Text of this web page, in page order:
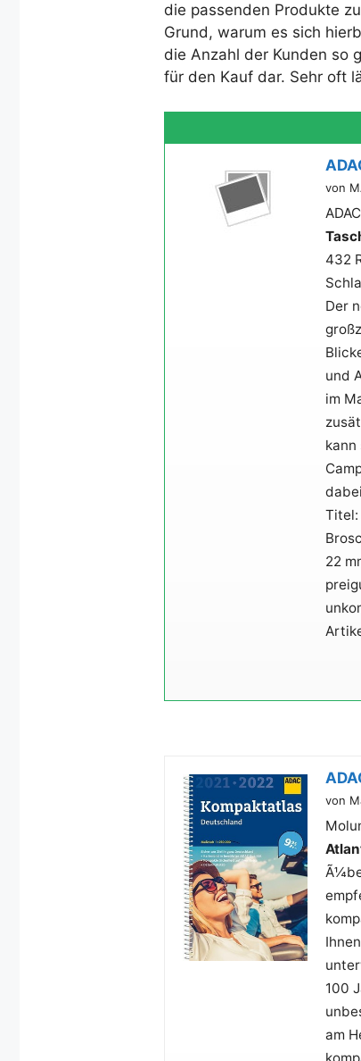
die passenden Produkte
Grund, warum es sich
die Anzahl der Kunden so
für den Kauf dar. Sehr oft
von
432
Der
und
im
Titel:
22
von
100
am